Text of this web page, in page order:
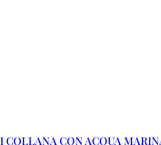
COLLANA CON ACQUA